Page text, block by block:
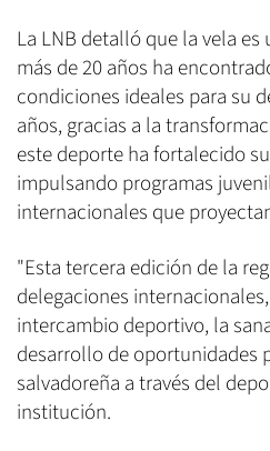
La LNB detalló que la vela
más de 20 años ha
condiciones ideales para su
años, gracias a la
este deporte ha fortalecido
impulsando programas
internacionales que
"Esta tercera edición de la
delegaciones
intercambio deportivo, la
desarrollo de oportunidades
salvadoreña a través del
institución.